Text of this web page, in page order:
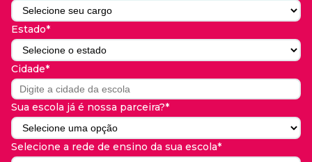
Estado*
Cidade*
Sua escola já é nossa parceira?*
Selecione a rede de ensino da sua escola*